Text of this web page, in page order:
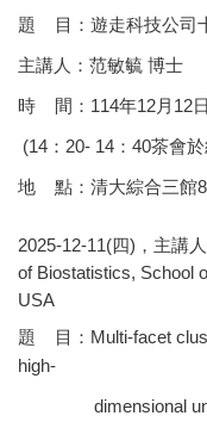
題 目：遊走科技公司
主講人：范敏毓 博士
時 間：114年12月12
(14：20- 14：40茶會
地 點：清大綜合三館
2025-12-11(四)，主講
of Biostatistics, School
USA
題 目：Multi-facet
high-
dimensional